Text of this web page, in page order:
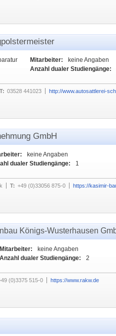
Mitarbeiter:
keine Angaben
Anzahl dualer Studiengänge:
T: 03528 441023 http://www.autosattlerei-
GmbH
keine Angaben
dualer Studiengänge:
1
T: +49 (0)33056 875-0 https://kasimir-
Königs-Wusterhausen
Mitarbeiter:
keine Angaben
Anzahl dualer Studiengänge:
2
(0)3375 515-0 https://www.rakw.de